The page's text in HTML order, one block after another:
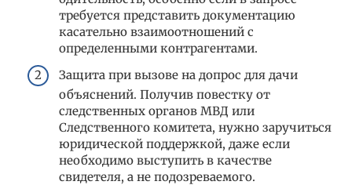
требуется представить документацию
касательно взаимоотношений с
определенными контрагентами.
Защита при вызове на допрос для дачи
объяснений. Получив повестку от
следственных органов МВД или
Следственного комитета, нужно заручиться
юридической поддержкой, даже если
необходимо выступить в качестве
свидетеля, а не подозреваемого.